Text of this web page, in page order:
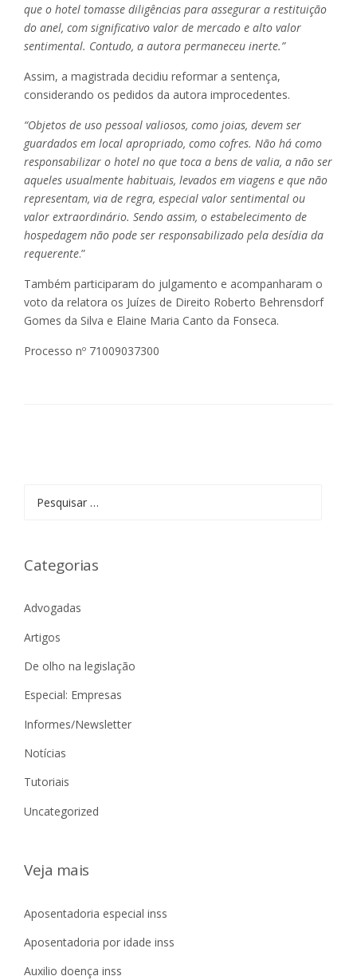
que o hotel tomasse diligências para assegurar a restituição
do anel, com significativo valor de mercado e alto valor
sentimental. Contudo, a autora permaneceu inerte.”
Assim, a magistrada decidiu reformar a sentença,
considerando os pedidos da autora improcedentes.
“Objetos de uso pessoal valiosos, como joias, devem ser
guardados em local apropriado, como cofres. Não há como
responsabilizar o hotel no que toca a bens de valia, a não ser
aqueles usualmente habituais, levados em viagens e que não
representam, via de regra, especial valor sentimental ou
valor extraordinário. Sendo assim, o estabelecimento de
hospedagem não pode ser responsabilizado pela desídia da
requerente.”
Também participaram do julgamento e acompanharam o
voto da relatora os Juízes de Direito Roberto Behrensdorf
Gomes da Silva e Elaine Maria Canto da Fonseca.
Processo nº 71009037300
por:
Categorias
Advogadas
Artigos
De olho na legislação
Especial: Empresas
Informes/Newsletter
Notícias
Tutoriais
Uncategorized
Veja mais
Aposentadoria especial inss
Aposentadoria por idade inss
Auxilio doença inss